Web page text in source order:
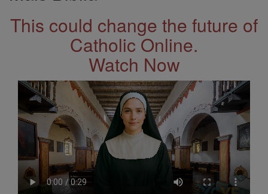
This could change the future of
Catholic Online.
Watch Now